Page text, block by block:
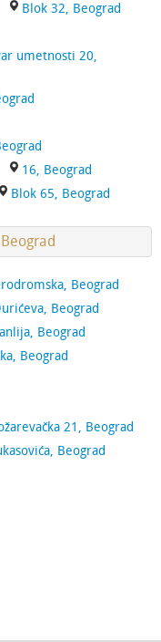
Blok 32, Beograd
umetnosti 20,
16, Beograd
Blok 65, Beograd
Beograd
Beograd
Beograd
Beograd
21, Beograd
Beograd